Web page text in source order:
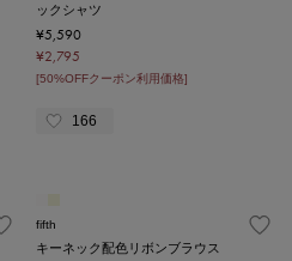
ックシャツ
¥5,590
¥2,795
[50%OFFクーポン利用価格]
166
fifth
キーネック配色リボンブラウス